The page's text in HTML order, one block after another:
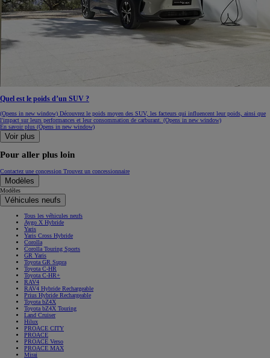
Quel est le poids d’un SUV ?
(Opens in new window) Découvrez le poids moyen des SUV, les facteurs qui influencent leur poids, ainsi que
l'impact sur leurs performances et leur consommation de carburant. (Opens in new window)
En savoir plus (Opens in new window)
Voir plus
Pour aller plus loin
Contactez une concession Trouvez un concessionnaire
Modèles
Modèles
Véhicules neufs
Tous les véhicules neufs
Aygo X Hybride
Yaris
Yaris Cross Hybride
Corolla
Corolla Touring Sports
GR Yaris
Toyota GR Supra
Toyota C-HR
Toyota C-HR+
RAV4
RAV4 Hybride Rechargeable
Prius Hybride Rechargeable
Toyota bZ4X
Toyota bZ4X Touring
Land Cruiser
Hilux
PROACE CITY
PROACE
PROACE Verso
PROACE MAX
Mirai